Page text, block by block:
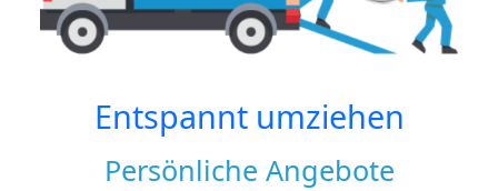
Entspannt umziehen
Persönliche Angebote